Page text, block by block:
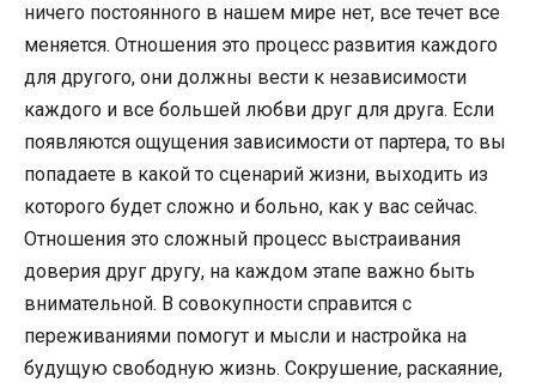
ничего постоянного в нашем мире нет, все течет все
меняется. Отношения это процесс развития каждого
для другого, они должны вести к независимости
каждого и все большей любви друг для друга. Если
появляются ощущения зависимости от партера, то вы
попадаете в какой то сценарий жизни, выходить из
которого будет сложно и больно, как у вас сейчас.
Отношения это сложный процесс выстраивания
доверия друг другу, на каждом этапе важно быть
внимательной. В совокупности справится с
переживаниями помогут и мысли и настройка на
будущую свободную жизнь. Сокрушение, раскаяние,